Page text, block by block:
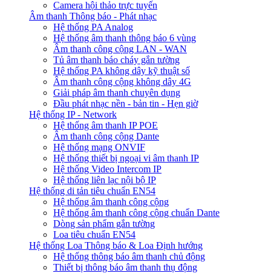
Camera hội thảo trực tuyến
Âm thanh Thông báo - Phát nhạc
Hệ thống PA Analog
Hệ thống âm thanh thông báo 6 vùng
Âm thanh công cộng LAN - WAN
Tủ âm thanh báo cháy gắn tường
Hệ thống PA không dây kỹ thuật số
Âm thanh công cộng không dây 4G
Giải pháp âm thanh chuyên dụng
Đầu phát nhạc nền - bản tin - Hẹn giờ
Hệ thống IP - Network
Hệ thống âm thanh IP POE
Âm thanh công cộng Dante
Hệ thống mạng ONVIF
Hệ thống thiết bị ngoại vi âm thanh IP
Hệ thống Video Intercom IP
Hệ thống liên lạc nội bộ IP
Hệ thống di tản tiêu chuẩn EN54
Hệ thống âm thanh công cộng
Hệ thống âm thanh công cộng chuẩn Dante
Dòng sản phẩm gắn tường
Loa tiêu chuẩn EN54
Hệ thống Loa Thông báo & Loa Định hướng
Hệ thống thông báo âm thanh chủ động
Thiết bị thông báo âm thanh thụ động